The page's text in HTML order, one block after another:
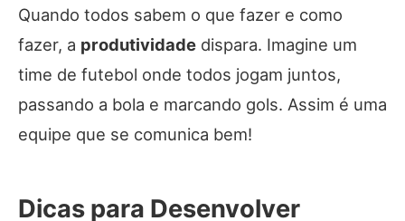
Quando todos sabem o que fazer e como
fazer, a produtividade dispara. Imagine um
time de futebol onde todos jogam juntos,
passando a bola e marcando gols. Assim é uma
equipe que se comunica bem!
Dicas para Desenvolver